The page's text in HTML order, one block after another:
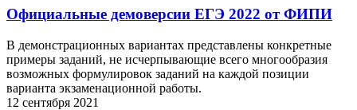
Официальные демоверсии ЕГЭ 2022 от ФИПИ
В демонстрационных вариантах представлены конкретные
примеры заданий, не исчерпывающие всего многообразия
возможных формулировок заданий на каждой позиции
варианта экзаменационной работы.
12 сентября 2021